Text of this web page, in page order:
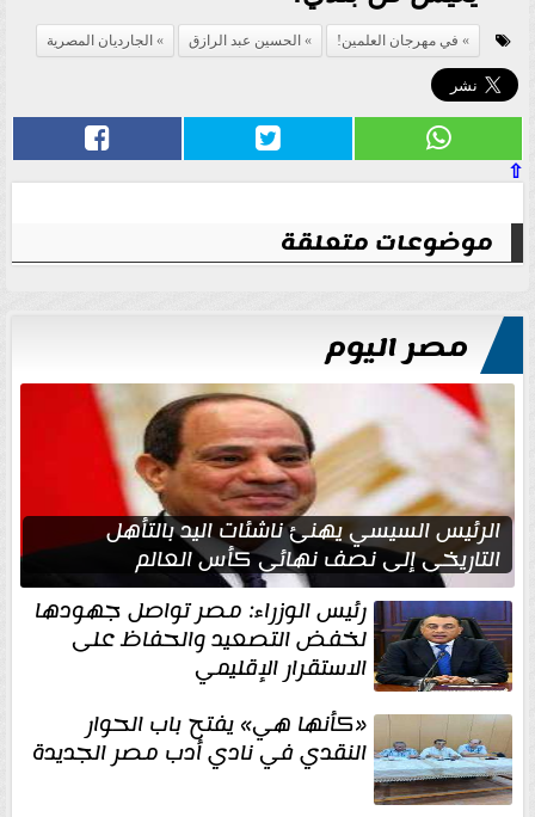
في مهرجان العلمين! الحسين عبد الرازق الجارديان المصرية
⇧
موضوعات متعلقة
مصر اليوم
الرئيس السيسي يهنئ ناشئات اليد بالتأهل
التاريخي إلى نصف نهائي كأس العالم
رئيس الوزراء: مصر تواصل جهودها
لخفض التصعيد والحفاظ على
الاستقرار الإقليمي
«كأنها هي» يفتح باب الحوار
النقدي في نادي أدب مصر الجديدة